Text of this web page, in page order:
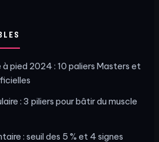
pied 2024 : 10 paliers Masters et
: 3 piliers pour bâtir du muscle
: seuil des 5 % et 4 signes